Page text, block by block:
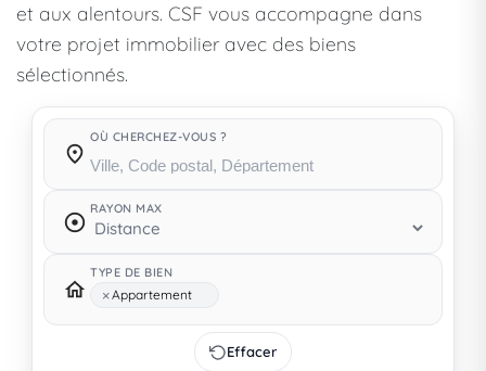
et aux alentours. CSF vous accompagne dans
votre projet immobilier avec des biens
sélectionnés.
OÙ CHERCHEZ-VOUS ?
RAYON MAX
TYPE DE BIEN
×Appartement
Effacer